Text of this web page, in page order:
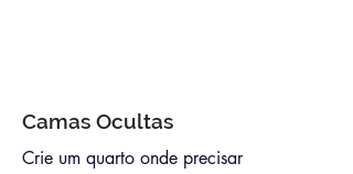
Camas Ocultas
Crie um quarto onde precisar